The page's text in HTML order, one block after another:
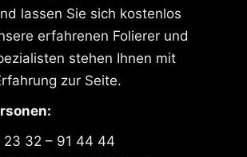
lassen Sie sich kostenlos
erfahrenen Folierer und
stehen Ihnen mit
zur Seite.
23 32 – 91 44 44